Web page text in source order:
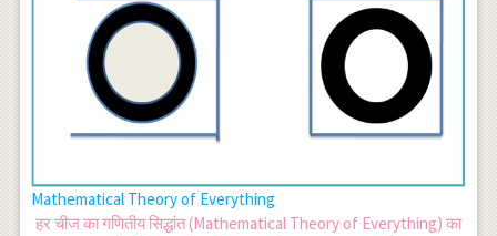
Mathematical Theory of Everything
हर चीज का गणितीय सिद्धांत (Mathematical Theory of Everything) का